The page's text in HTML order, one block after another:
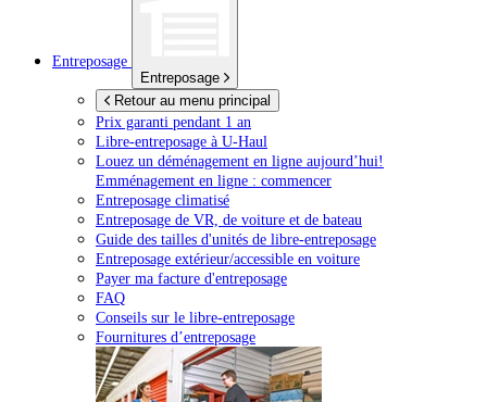
Entreposage
Entreposage
Retour au menu principal
Prix garanti pendant 1 an
Libre-entreposage à U-Haul
Louez un déménagement en ligne aujourd’hui!
Emménagement en ligne : commencer
Entreposage climatisé
Entreposage de VR, de voiture et de bateau
Guide des tailles d'unités de libre-entreposage
Entreposage extérieur/accessible en voiture
Payer ma facture d'entreposage
FAQ
Conseils sur le libre-entreposage
Fournitures d’entreposage